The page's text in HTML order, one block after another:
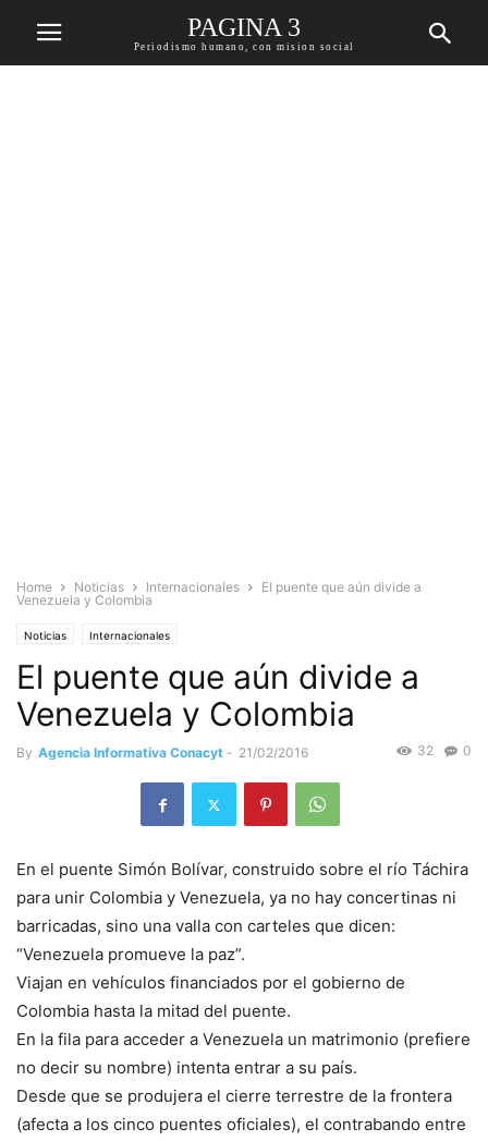
PAGINA 3
Periodismo humano, con mision social
Home Noticias Internacionales
El puente que aún divide a
Venezuela y Colombia
Noticias Internacionales
El puente que aún divide a
Venezuela y Colombia
By Agencia Informativa Conacyt - 21/02/2016 0
32
En el puente Simón Bolívar, construido sobre el río Táchira
para unir Colombia y Venezuela, ya no hay concertinas ni
barricadas, sino una valla con carteles que dicen:
“Venezuela promueve la paz”.
Viajan en vehículos financiados por el gobierno de
Colombia hasta la mitad del puente.
En la fila para acceder a Venezuela un matrimonio (prefiere
no decir su nombre) intenta entrar a su país.
Desde que se produjera el cierre terrestre de la frontera
(afecta a los cinco puentes oficiales), el contrabando entre